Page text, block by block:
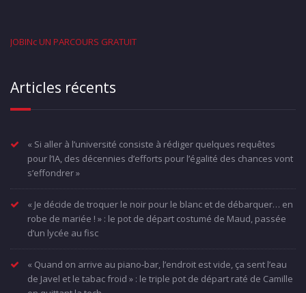
JOBINc UN PARCOURS GRATUIT
Articles récents
« Si aller à l’université consiste à rédiger quelques requêtes
pour l’IA, des décennies d’efforts pour l’égalité des chances vont
s’effondrer »
« Je décide de troquer le noir pour le blanc et de débarquer… en
robe de mariée ! » : le pot de départ costumé de Maud, passée
d’un lycée au fisc
« Quand on arrive au piano-bar, l’endroit est vide, ça sent l’eau
de Javel et le tabac froid » : le triple pot de départ raté de Camille